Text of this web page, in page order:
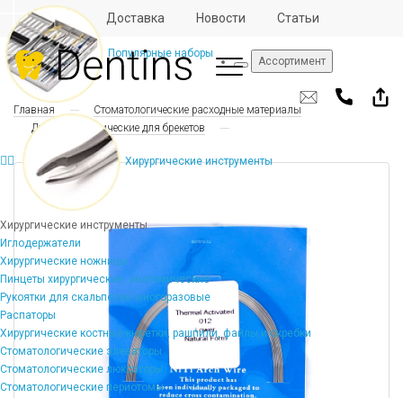
Отзывы Доставка Новости Статьи
Ассортимент
Популярные наборы
Хирургические инструменты
Хирургические инструменты
Иглодержатели
Хирургические ножницы
Пинцеты хирургические, анатомические
Рукоятки для скальпелей многоразовые
Распаторы
Хирургические костные кюретки, рашпили, файлы и скребки
Стоматологические элеваторы
Стоматологические люксаторы
Стоматологические периотомы
Главная
Стоматологические расходные материалы
Дуги ортодонтические для брекетов